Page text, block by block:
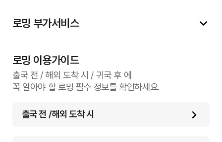
로밍 부가서비스
로밍 이용가이드
출국 전 / 해외 도착 시 / 귀국 후 에
꼭 알아야 할 로밍 필수 정보를 확인하세요.
출국 전 /해외 도착 시